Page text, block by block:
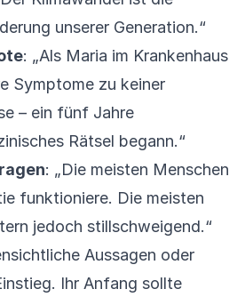
unserer Generation.“
: „Als Maria im Krankenhaus
Symptome zu keiner
– ein fünf Jahre
Rätsel begann.“
: „Die meisten Menschen
funktioniere. Die meisten
jedoch stillschweigend.“
Aussagen oder
Ihr Anfang sollte